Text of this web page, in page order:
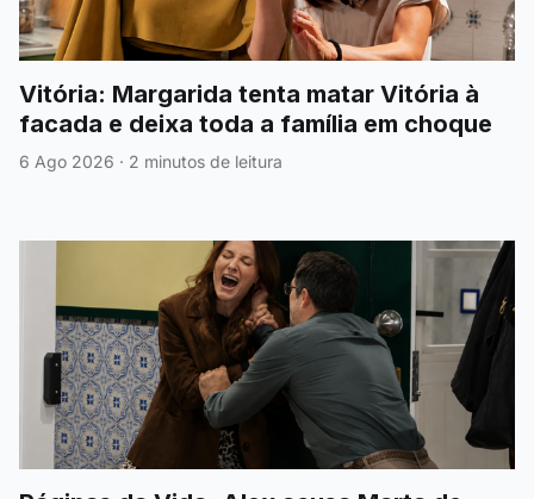
Vitória: Margarida tenta matar Vitória à
facada e deixa toda a família em choque
6 Ago 2026 · 2 minutos de leitura